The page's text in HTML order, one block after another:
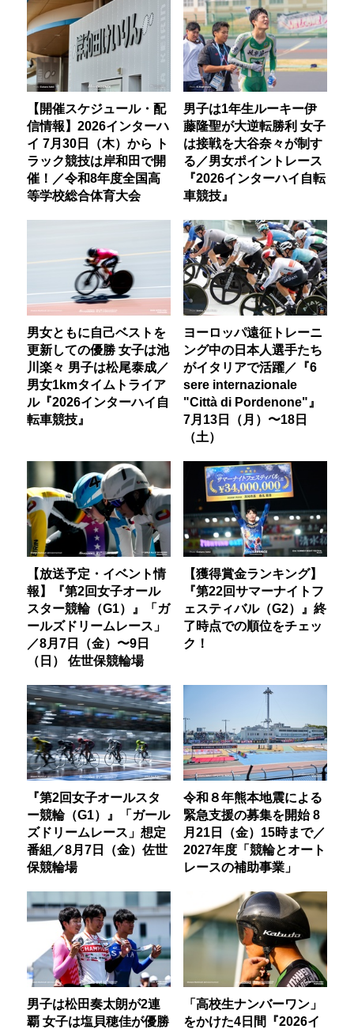
【開催スケジュール・配
信情報】2026インターハ
イ 7月30日（木）から ト
ラック競技は岸和田で開
催！／令和8年度全国高
等学校総合体育大会
男子は1年生ルーキー伊
藤隆聖が大逆転勝利 女子
は接戦を大谷奈々が制す
る／男女ポイントレース
『2026インターハイ自転
車競技』
男女ともに自己ベストを
更新しての優勝 女子は池
川楽々 男子は松尾泰成／
男女1kmタイムトライア
ル『2026インターハイ自
転車競技』
ヨーロッパ遠征トレーニ
ング中の日本人選手たち
がイタリアで活躍／『6
sere internazionale
"Città di Pordenone"』
7月13日（月）〜18日
（土）
【放送予定・イベント情
報】『第2回女子オール
スター競輪（G1）』「ガ
ールズドリームレース」
／8月7日（金）〜9日
（日） 佐世保競輪場
【獲得賞金ランキング】
『第22回サマーナイトフ
ェスティバル（G2）』終
了時点での順位をチェッ
ク！
『第2回女子オールスタ
ー競輪（G1）』「ガール
ズドリームレース」想定
番組／8月7日（金）佐世
保競輪場
令和８年熊本地震による
緊急支援の募集を開始 8
月21日（金）15時まで／
2027年度「競輪とオート
レースの補助事業」
男子は松田奏太朗が2連
覇 女子は塩貝穂佳が優勝
「高校生ナンバーワン」
をかけた4日間『2026イ